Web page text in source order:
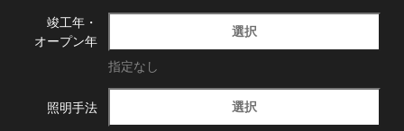
竣工年・
オープン年
選択
指定なし
照明手法 選択